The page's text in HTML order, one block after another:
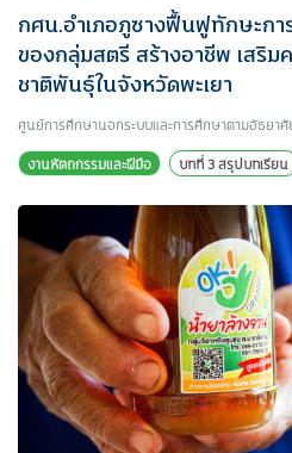
กศน.อำเภอภูซางฟื้นฟูทักษะก
ของกลุ่มสตรี สร้างอาชีพ เสริม
ชาติพันธุ์ในจังหวัดพะเยา
ศูนย์การศึกษานอกระบบและการศึกษาตามอัธยาศั
งานหัตถกรรมและฝีมือ
บทที่ 3 สรุปบทเรียน